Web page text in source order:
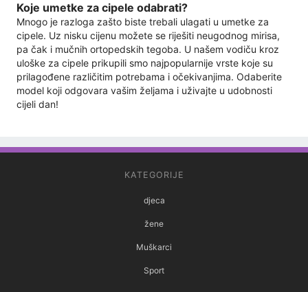
Koje umetke za cipele odabrati?
Mnogo je razloga zašto biste trebali ulagati u umetke za
cipele. Uz nisku cijenu možete se riješiti neugodnog mirisa,
pa čak i mučnih ortopedskih tegoba. U našem vodiču kroz
uloške za cipele prikupili smo najpopularnije vrste koje su
prilagođene različitim potrebama i očekivanjima. Odaberite
model koji odgovara vašim željama i uživajte u udobnosti
cijeli dan!
KATEGORIJE
djeca
žene
Muškarci
Sport